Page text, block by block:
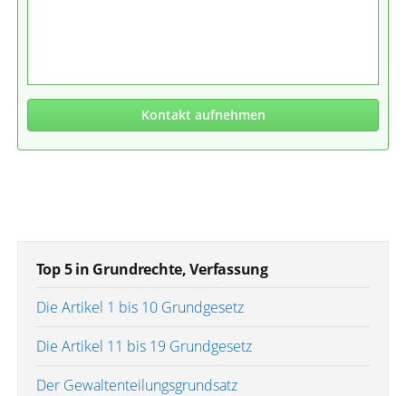
Kontakt aufnehmen
Top 5 in Grundrechte, Verfassung
Die Artikel 1 bis 10 Grundgesetz
Die Artikel 11 bis 19 Grundgesetz
Der Gewaltenteilungsgrundsatz